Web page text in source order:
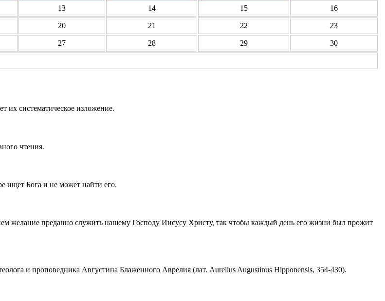
13 14 15 16
20 21 22 23
27 28 29 30
их систематическое изложение.
чтения.
ищет Бога и не может найти его.
желание преданно служить нашему Господу Иисусу Христу, так чтобы каждый день его жизни был прожит
и проповедника Августина Блаженного Аврелия (лат. Aurelius Augustinus Hipponensis, 354-430).